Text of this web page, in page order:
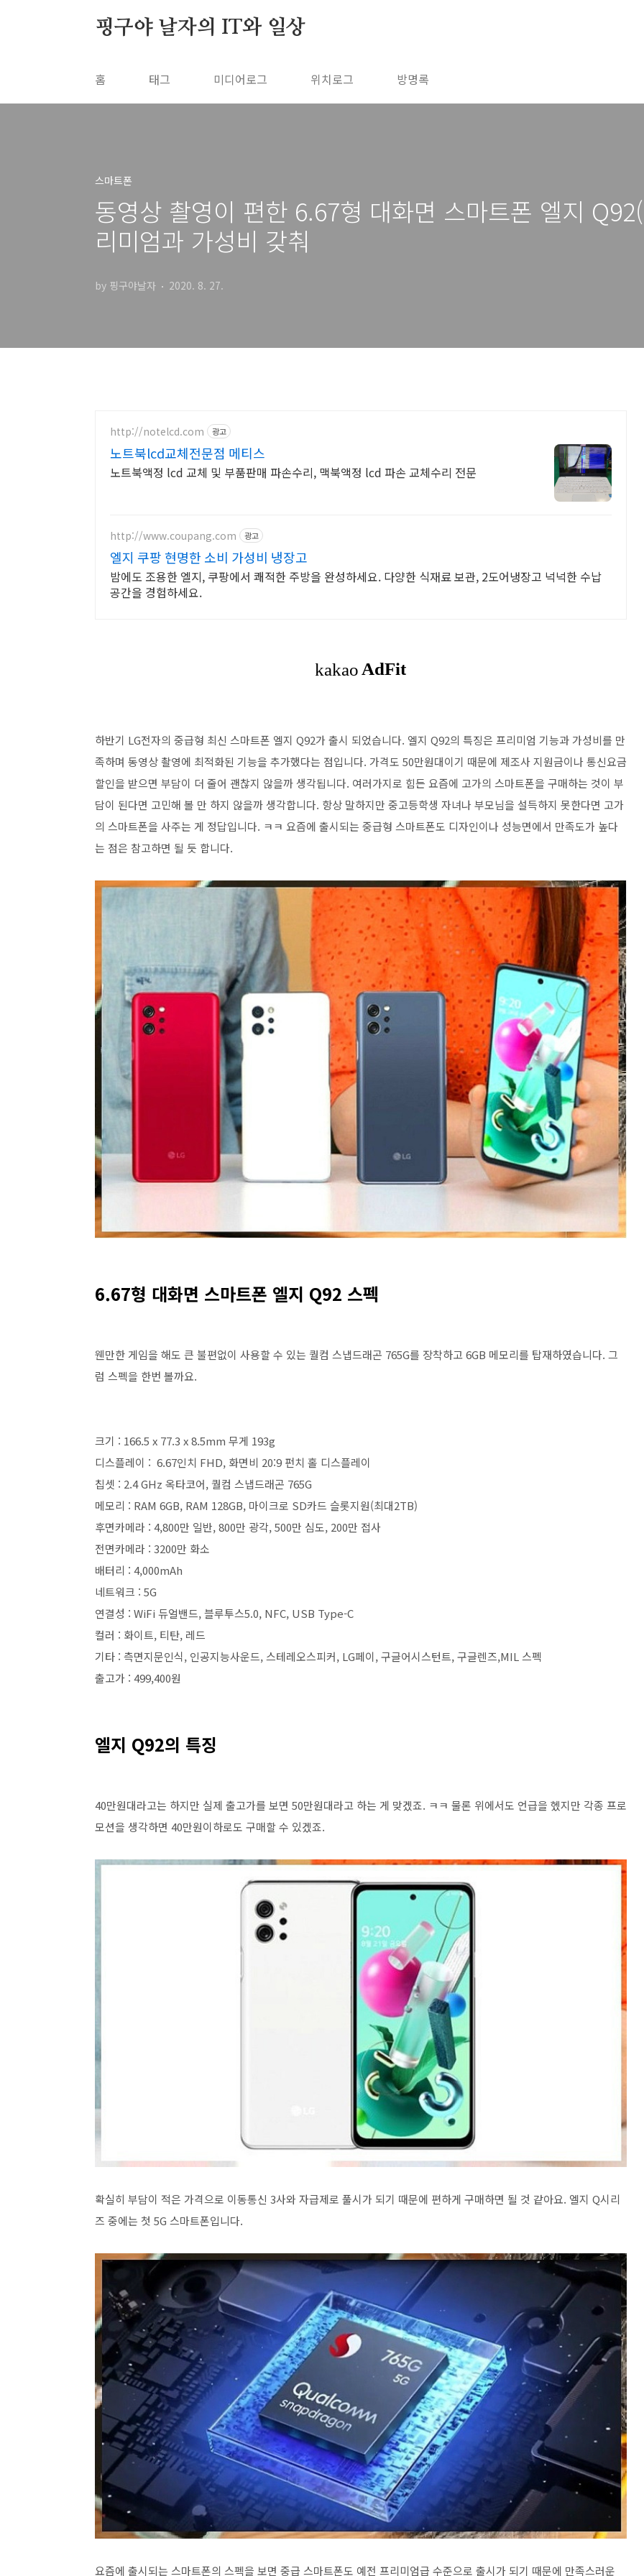
핑구야 날자의 IT와 일상
홈 태그 미디어로그 위치로그 방명록
스마트폰
동영상 촬영이 편한 6.67형 대화면 스마트폰 엘지
리미엄과 가성비 갖춰
by 핑구야날자 2020. 8. 27.
http://notelcd.com 광고
노트북lcd교체전문점 메티스
노트북액정 lcd 교체 및 부품판매 파손수리, 맥북액정 lcd 파손 교체수리 전문
http://www.coupang.com 광고
엘지 쿠팡 현명한 소비 가성비 냉장고
밤에도 조용한 엘지, 쿠팡에서 쾌적한 주방을 완성하세요. 다양한 식재료 보관, 2도어냉장고 넉넉한 수납
공간을 경험하세요.
하반기 LG전자의 중급형 최신 스마트폰 엘지 Q92가 출시 되었습니다. 엘지 Q92의 특징은 프리미엄 기능과 가성비를 만
족하며 동영상 촬영에 최적화된 기능을 추가했다는 점입니다. 가격도 50만원대이기 때문에 제조사 지원금이나 통신요금
할인을 받으면 부담이 더 줄어 괜찮지 않을까 생각됩니다. 여러가지로 힘든 요즘에 고가의 스마트폰을 구매하는 것이 부
담이 된다면 고민해 볼 만 하지 않을까 생각합니다. 항상 말하지만 중고등학생 자녀나 부모님을 설득하지 못한다면 고가
의 스마트폰을 사주는 게 정답입니다. ㅋㅋ 요즘에 출시되는 중급형 스마트폰도 디자인이나 성능면에서 만족도가 높다
는 점은 참고하면 될 듯 합니다.
6.67형 대화면 스마트폰 엘지 Q92 스펙
웬만한 게임을 해도 큰 불편없이 사용할 수 있는 퀄컴 스냅드래곤 765G를 장착하고 6GB 메모리를 탑재하였습니다. 그
럼 스펙을 한번 볼까요.
크기 : 166.5 x 77.3 x 8.5mm 무게 193g
디스플레이 : 6.67인치 FHD, 화면비 20:9 펀치 홀 디스플레이
칩셋 : 2.4 GHz 옥타코어, 퀄컴 스냅드래곤 765G
메모리 : RAM 6GB, RAM 128GB, 마이크로 SD카드 슬롯지원(최대2TB)
후면카메라 : 4,800만 일반, 800만 광각, 500만 심도, 200만 접사
전면카메라 : 3200만 화소
배터리 : 4,000mAh
네트워크 : 5G
연결성 : WiFi 듀얼밴드, 블루투스5.0, NFC, USB Type-C
컬러 : 화이트, 티탄, 레드
기타 : 측면지문인식, 인공지능사운드, 스테레오스피커, LG페이, 구글어시스턴트, 구글렌즈,MIL 스펙
출고가 : 499,400원
엘지 Q92의 특징
40만원대라고는 하지만 실제 출고가를 보면 50만원대라고 하는 게 맞겠죠. ㅋㅋ 물론 위에서도 언급을 헸지만 각종 프로
모션을 생각하면 40만원이하로도 구매할 수 있겠죠.
확실히 부담이 적은 가격으로 이동통신 3사와 자급제로 풀시가 되기 때문에 편하게 구매하면 될 것 같아요. 엘지 Q시리
즈 중에는 첫 5G 스마트폰입니다.
요즘에 출시되는 스마트폰의 스펙을 보면 중급 스마트폰도 예전 프리미엄급 수준으로 출시가 되기 때문에 만족스러운